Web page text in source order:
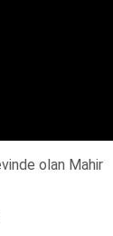
olan Mahir